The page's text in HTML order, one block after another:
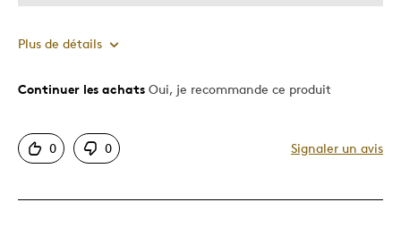
Plus de détails
Le pour
Motif attrayant
Très bonne qualité
Continuer les achats Oui, je recommande ce produit
0 0 Signaler un avis